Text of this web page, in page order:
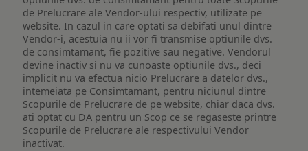
de Prelucrare ale Vendor-ului respectiv, utilizate pe
website. In cazul in care optati sa debifati unul dintre
Vendor-i, acestuia nu ii vor fi transmise optiunile dvs.
de consimtamant, fie pozitive sau negative. Vendorul
devine inactiv si nu va cunoaste optiunile dvs., deci
implicit nu va efectua nicio Prelucrare a datelor dvs.,
intemeiata pe Consimtamant, pentru niciunul dintre
Scopurile de Prelucrare de pe website, chiar daca dvs.
ati optat cu DA pentru un Scop ce se regaseste printre
Scopurile de Prelucrare ale respectivului Vendor
inactivat.